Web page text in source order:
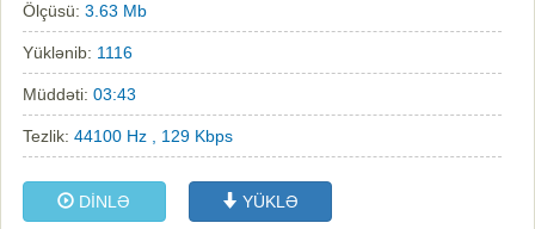
Ölçüsü: 3.63 Mb
Yüklənib: 1116
Müddəti: 03:43
Tezlik: 44100 Hz , 129 Kbps
DİNLƏ YÜKLƏ